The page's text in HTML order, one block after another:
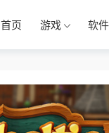
首页 游戏 软件